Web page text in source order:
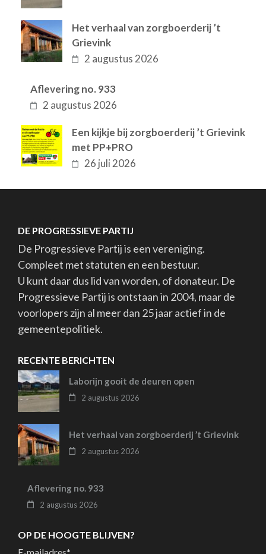
Het verhaal van zorgboerderij ’t
Grievink
2 augustus 2026
Aflevering no. 933
2 augustus 2026
Een kijkje bij zorgboerderij ’t Grievink
met PP+PRO
26 juli 2026
DE PROGRESSIEVE PARTIJ
De Progressieve Partij is een vereniging.
Compleet met statuten en een bestuur.
U kunt daar dus lid van worden, of donateur. De
Progressieve Partij is ontstaan in 2004, maar de
voorlopers zijn al meer dan 25 jaar actief in de
gemeentepolitiek.
RECENTE BERICHTEN
Laborijn gooit de deuren open
2 augustus 2026
Het verhaal van zorgboerderij ’t Grievink
2 augustus 2026
Aflevering no. 933
2 augustus 2026
OP DE HOOGTE BLIJVEN?
E-mailadres*